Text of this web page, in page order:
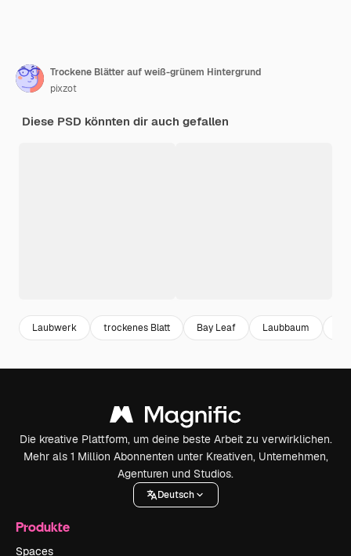
Trockene Blätter auf weiß-grünem Hintergrund
pixzot
Diese PSD könnten dir auch gefallen
Laubwerk trockenes Blatt Bay Leaf Laubbaum
Die kreative Plattform, um deine beste Arbeit zu verwirklichen.
Mehr als 1 Million Abonnenten unter Kreativen, Unternehmen,
Agenturen und Studios.
Deutsch
Produkte
Spaces